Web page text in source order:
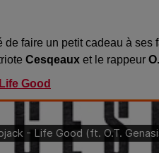
de faire un petit cadeau à ses
Cesqeaux et le rappeur
Good